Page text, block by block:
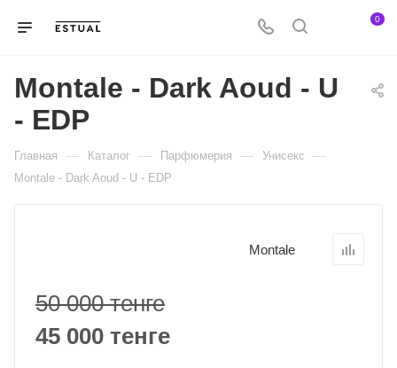
0
Montale - Dark Aoud - U
- EDP
Главная — Каталог — Парфюмерия — Унисекс —
Montale - Dark Aoud - U - EDP
Montale
50 000 тенге
45 000 тенге